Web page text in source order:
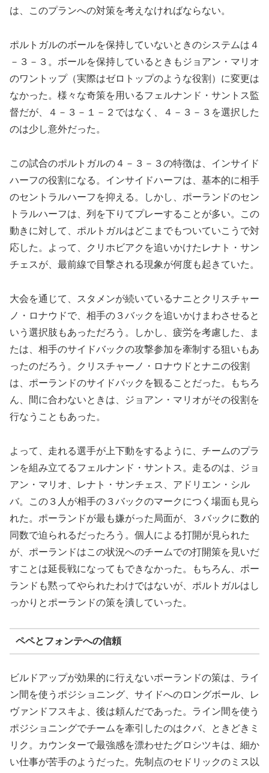
は、このプランへの対策を考えなければならない。
ポルトガルのボールを保持していないときのシステムは４
－３－３。ボールを保持しているときもジョアン・マリオ
のワントップ（実際はゼロトップのような役割）に変更は
なかった。様々な奇策を用いるフェルナンド・サントス監
督だが、４－３－１－２ではなく、４－３－３を選択した
のは少し意外だった。
この試合のポルトガルの４－３－３の特徴は、インサイド
ハーフの役割になる。インサイドハーフは、基本的に相手
のセントラルハーフを抑える。しかし、ポーランドのセン
トラルハーフは、列を下りてプレーすることが多い。この
動きに対して、ポルトガルはどこまでもついていこうで対
応した。よって、クリホビアクを追いかけたレナト・サン
チェスが、最前線で目撃される現象が何度も起きていた。
大会を通じて、スタメンが続いているナニとクリスチャー
ノ・ロナウドで、相手の３バックを追いかけまわさせると
いう選択肢もあっただろう。しかし、疲労を考慮した、ま
たは、相手のサイドバックの攻撃参加を牽制する狙いもあ
ったのだろう。クリスチャーノ・ロナウドとナニの役割
は、ポーランドのサイドバックを観ることだった。もちろ
ん、間に合わないときは、ジョアン・マリオがその役割を
行なうこともあった。
よって、走れる選手が上下動をするように、チームのプラ
ンを組み立てるフェルナンド・サントス。走るのは、ジョ
アン・マリオ、レナト・サンチェス、アドリエン・シル
バ。この３人が相手の３バックのマークにつく場面も見ら
れた。ポーランドが最も嫌がった局面が、３バックに数的
同数で迫られるだったろう。個人による打開が見られた
が、ポーランドはこの状況へのチームでの打開策を見いだ
すことは延長戦になってもできなかった。もちろん、ポー
ランドも黙ってやられたわけではないが、ポルトガルはし
っかりとポーランドの策を潰していった。
ペペとフォンテへの信頼
ビルドアップが効果的に行えないポーランドの策は、ライ
ン間を使うポジショニング、サイドへのロングボール、レ
ヴァンドフスキよ、後は頼んだであった。ライン間を使う
ポジショニングでチームを牽引したのはクバ、ときどきミ
リク。カウンターで最強感を漂わせたグロシツキは、細か
い仕事が苦手のようだった。先制点のセドリックのミス以